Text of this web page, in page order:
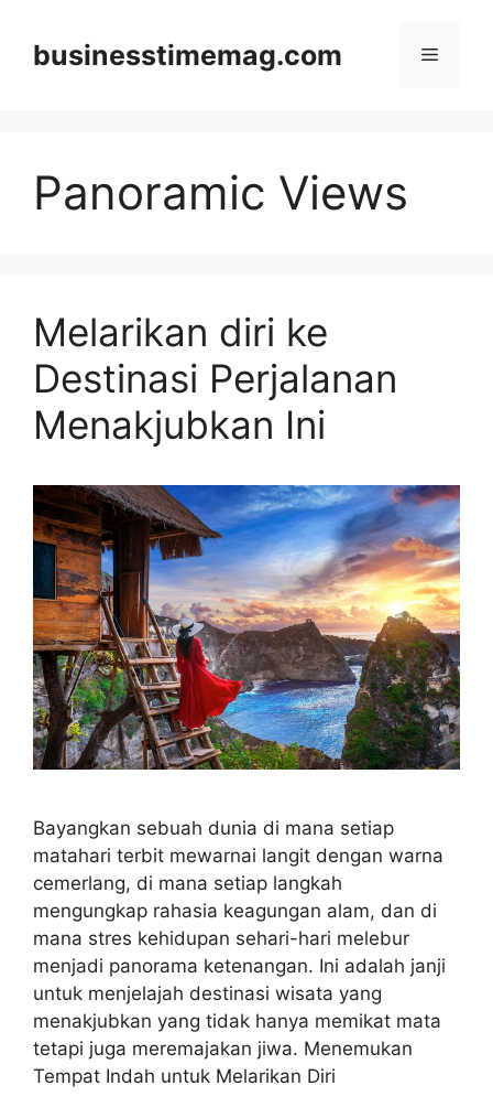
contentbusinesstimemag.com Menu
Panoramic Views
Melarikan diri ke
Destinasi Perjalanan
Menakjubkan Ini
Bayangkan sebuah dunia di mana setiap
matahari terbit mewarnai langit dengan warna
cemerlang, di mana setiap langkah
mengungkap rahasia keagungan alam, dan di
mana stres kehidupan sehari-hari melebur
menjadi panorama ketenangan. Ini adalah janji
untuk menjelajah destinasi wisata yang
menakjubkan yang tidak hanya memikat mata
tetapi juga meremajakan jiwa. Menemukan
Tempat Indah untuk Melarikan Diri